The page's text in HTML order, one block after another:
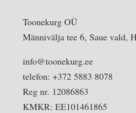
Toonekurg OÜ
Männivälja tee 6, Saue vald,
info@toonekurg.ee
telefon: +372 5883 8078
Reg nr. 12086863
KMKR: EE101461865